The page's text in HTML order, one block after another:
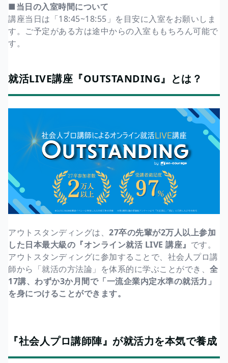
■当日の入室時間について
講座当日は「18:45~18:55」を目安に入室をお願いしま
す。ご予定がある方は途中からの入室ももちろん可能で
す。
就活LIVE講座『OUTSTANDING』とは？
アウトスタンディングは、 27卒の先輩が2万人以上参加
した日本最大級の『オンライン就活 LIVE 講座』 です。
アウトスタンディングに参加することで、社会人プロ講
師から「就活の方法論」を体系的に学ぶことができ、 全
17講、わずか3か月間で「一流企業内定水準の就活力」
を身につけることができます。
『社会人プロ講師陣』が就活力を本気で養成